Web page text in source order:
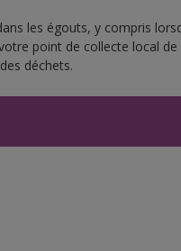
les égouts, y compris
point de collecte local
déchets.